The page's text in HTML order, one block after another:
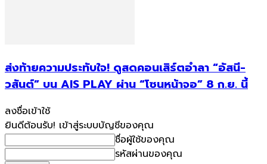
ส่งท้ายความประทับใจ! ดูสดคอนเสิร์ตอำลา “อัสนี-
วสันต์” บน AIS PLAY ผ่าน “โซนหน้าจอ” 8 ก.ย. นี้
ลงชื่อเข้าใช้
ยินดีต้อนรับ! เข้าสู่ระบบบัญชีของคุณ
ชื่อผู้ใช้ของคุณ
รหัสผ่านของคุณ